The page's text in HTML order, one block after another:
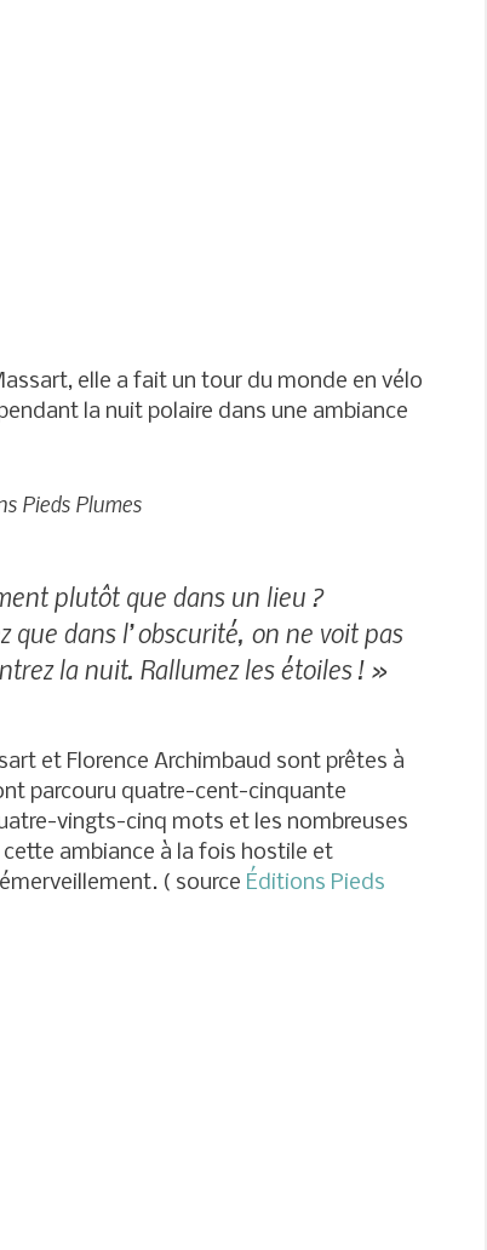
elle a fait un tour du monde en vélo
la nuit polaire dans une ambiance
Pieds Plumes
plutôt que dans un lieu ?
que dans l’obscurité, on ne voit pas
la nuit. Rallumez les étoiles ! »
et Florence Archimbaud sont prêtes à
parcouru quatre-cent-cinquante
vingts-cinq mots et les nombreuses
ambiance à la fois hostile et
( source Éditions Pieds